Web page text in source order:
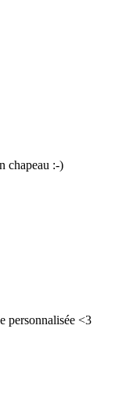
chapeau :-)
personnalisée <3